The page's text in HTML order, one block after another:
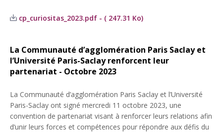
cp_curiositas_2023.pdf - ( 247.31 Ko)
La Communauté d’agglomération Paris Saclay et
l’Université Paris-Saclay renforcent leur
partenariat - Octobre 2023
La Communauté d’agglomération Paris Saclay et l’Université
Paris-Saclay ont signé mercredi 11 octobre 2023, une
convention de partenariat visant à renforcer leurs relations afin
d’unir leurs forces et compétences pour répondre aux défis du